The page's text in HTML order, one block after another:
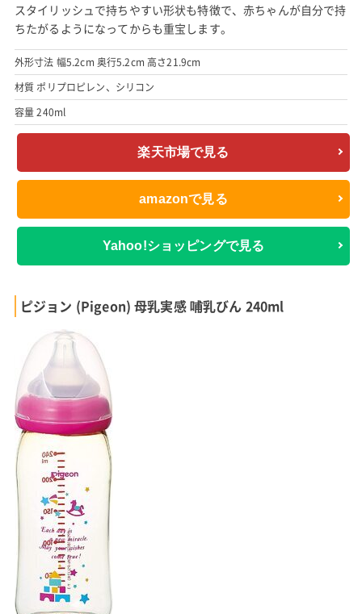
スタイリッシュで持ちやすい形状も特徴で、赤ちゃんが自分で持
ちたがるようになってからも重宝します。
外形寸法 幅5.2cm 奥行5.2cm 高さ21.9cm
材質 ポリプロピレン、シリコン
容量 240ml
楽天市場で見る
amazonで見る
Yahoo!ショッピングで見る
ピジョン (Pigeon) 母乳実感 哺乳びん 240ml